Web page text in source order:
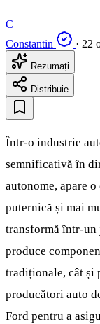
C
Constantin
· 22
Rezumați
Distribuie
Într-o industrie
semnificativă în
autonome, apare
puternică și mai
transformă într-un
produce
tradiționale, cât și
producători auto
Ford pentru a